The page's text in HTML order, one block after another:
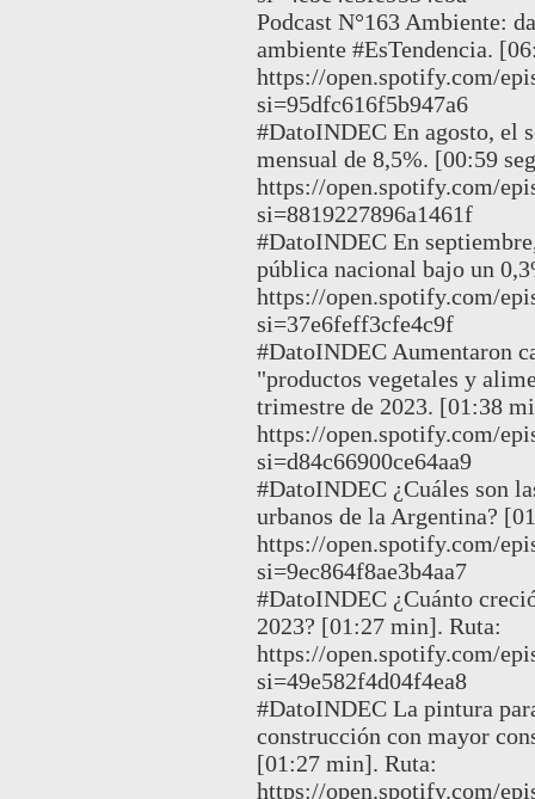
Podcast N°163 Ambiente:
ambiente #EsTendencia.
https://open.spotify.com/
si=95dfc616f5b947a6
#DatoINDEC En agosto, el
mensual de 8,5%. [00:59
https://open.spotify.com/
si=8819227896a1461f
#DatoINDEC En
pública nacional bajo un
https://open.spotify.com/
si=37e6feff3cfe4c9f
#DatoINDEC Aumentaron
"productos vegetales y
trimestre de 2023. [01:38
https://open.spotify.com/
si=d84c66900ce64aa9
#DatoINDEC ¿Cuáles son
urbanos de la Argentina?
https://open.spotify.com/
si=9ec864f8ae3b4aa7
#DatoINDEC ¿Cuánto
2023? [01:27 min]. Ruta:
https://open.spotify.com/
si=49e582f4d04f4ea8
#DatoINDEC La pintura
construcción con mayor
[01:27 min]. Ruta:
https://open.spotify.com/